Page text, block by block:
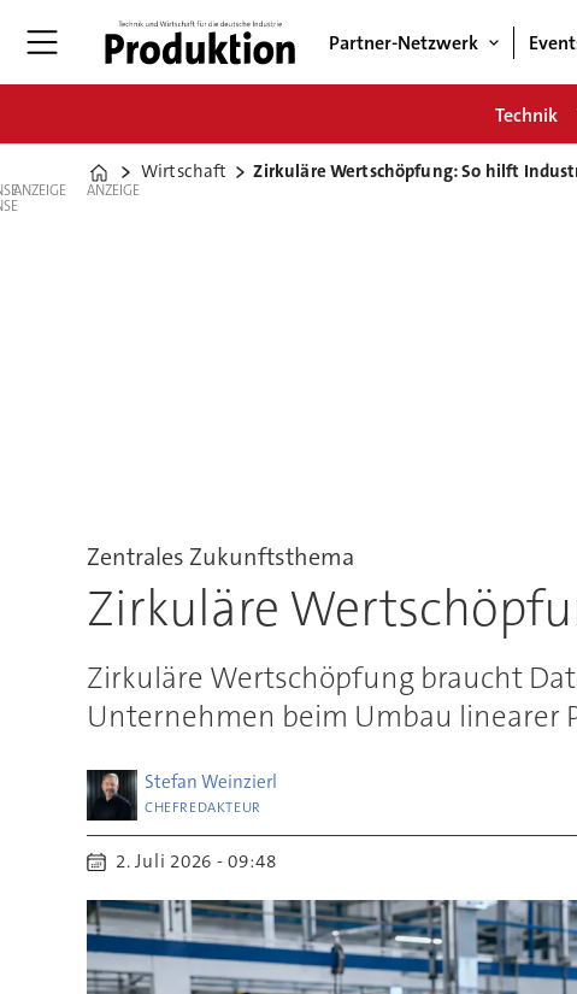
Partner-Netzwerk
Technik
Home
Wirtschaft Zirkuläre Wertschöpfung: So hilft
ANZEIGE ANZEIGE
Zentrales Zukunftsthema
Zirkuläre
Zirkuläre Wertschöpfung braucht
Unternehmen beim Umbau linearer
Stefan Weinzierl
CHEFREDAKTEUR
2. Juli 2026 - 09:48